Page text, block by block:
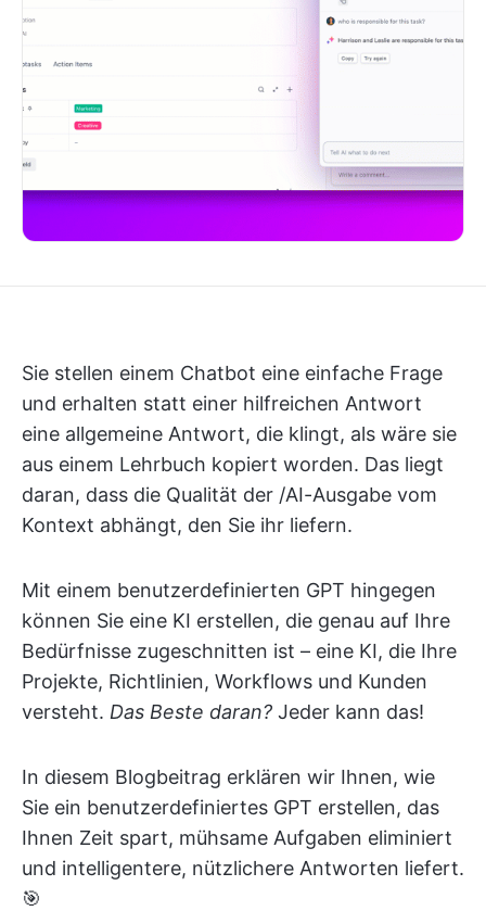
Sie stellen einem Chatbot eine einfache Frage
und erhalten statt einer hilfreichen Antwort
eine allgemeine Antwort, die klingt, als wäre sie
aus einem Lehrbuch kopiert worden. Das liegt
daran, dass die Qualität der /AI-Ausgabe vom
Kontext abhängt, den Sie ihr liefern.
Mit einem benutzerdefinierten GPT hingegen
können Sie eine KI erstellen, die genau auf Ihre
Bedürfnisse zugeschnitten ist – eine KI, die Ihre
Projekte, Richtlinien, Workflows und Kunden
versteht. Das Beste daran? Jeder kann das!
In diesem Blogbeitrag erklären wir Ihnen, wie
Sie ein benutzerdefiniertes GPT erstellen, das
Ihnen Zeit spart, mühsame Aufgaben eliminiert
und intelligentere, nützlichere Antworten liefert.
🎯